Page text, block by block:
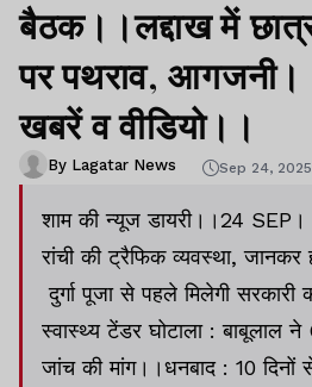
बैठक।।लद्दाख में
पर पथराव,
खबरें व वीडियो।।
By Lagatar News Sep 24,
शाम की न्यूज डायरी।।24 SEP।। दुर्गा
रांची की ट्रैफिक व्यवस्था,
दुर्गा पूजा से पहले मिलेगी सरकारी
स्वास्थ्य टेंडर घोटाला : बाबूलाल
जांच की मांग।।धनबाद : 10 दिनों